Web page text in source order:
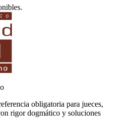
obligatoria para jueces,
rigor dogmático y soluciones